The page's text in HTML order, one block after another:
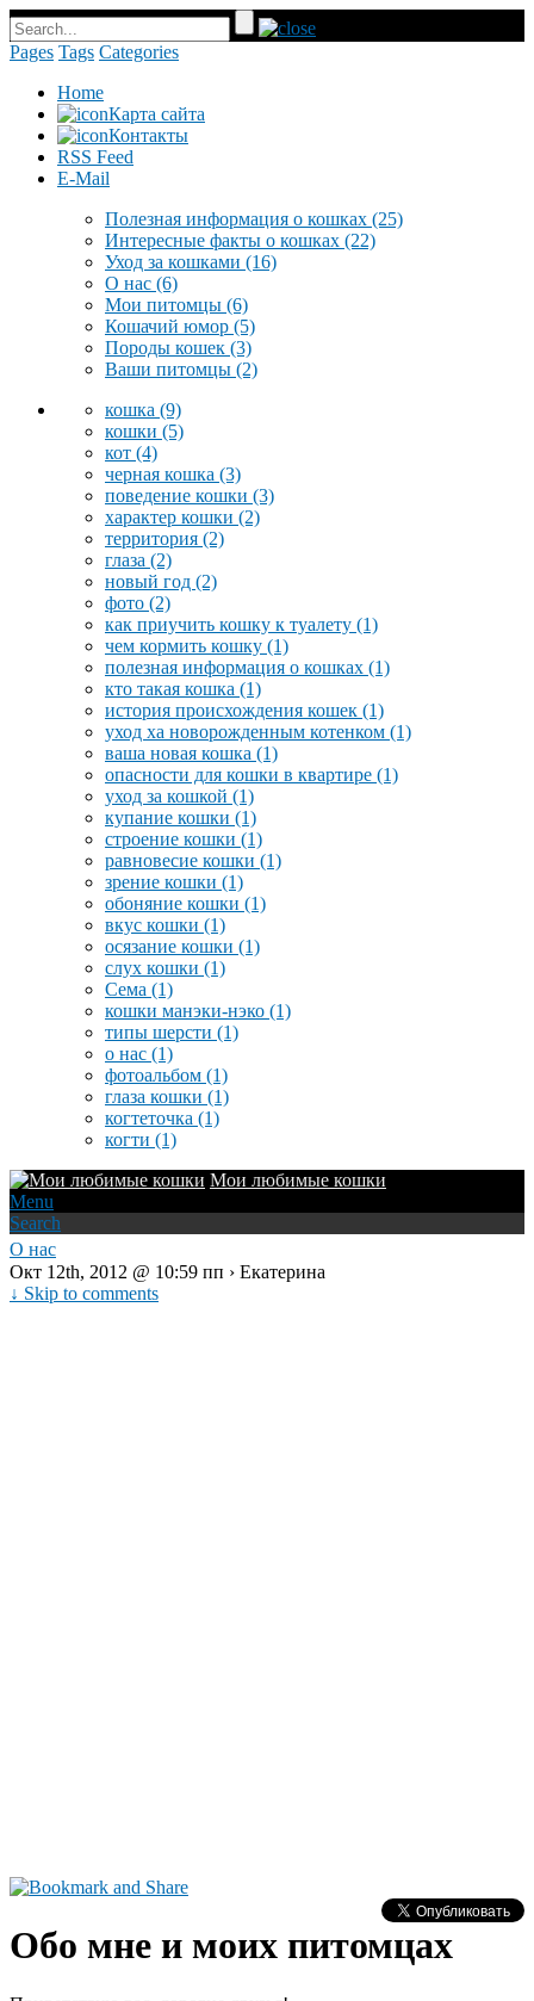
Pages Tags Categories
Home
Карта сайта
Контакты
RSS Feed
E-Mail
Полезная информация о кошках (25)
Интересные факты о кошках (22)
Уход за кошками (16)
О нас (6)
Мои питомцы (6)
Кошачий юмор (5)
Породы кошек (3)
Ваши питомцы (2)
кошка (9)
кошки (5)
кот (4)
черная кошка (3)
поведение кошки (3)
характер кошки (2)
территория (2)
глаза (2)
новый год (2)
фото (2)
как приучить кошку к туалету (1)
чем кормить кошку (1)
полезная информация о кошках (1)
кто такая кошка (1)
история происхождения кошек (1)
уход ха новорожденным котенком (1)
ваша новая кошка (1)
опасности для кошки в квартире (1)
уход за кошкой (1)
купание кошки (1)
строение кошки (1)
равновесие кошки (1)
зрение кошки (1)
обоняние кошки (1)
вкус кошки (1)
осязание кошки (1)
слух кошки (1)
Сема (1)
кошки манэки-нэко (1)
типы шерсти (1)
о нас (1)
фотоальбом (1)
глаза кошки (1)
когтеточка (1)
когти (1)
Мои любимые кошки
Menu
Search
О нас
Окт 12th, 2012 @ 10:59 пп › Екатерина
↓ Skip to comments
Обо мне и моих питомцах